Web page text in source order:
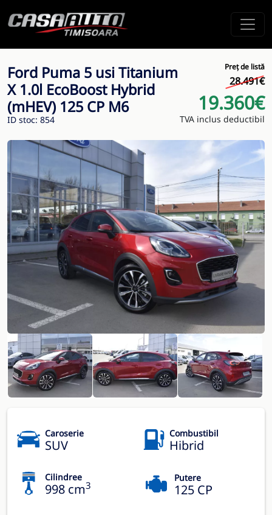
Ford Puma 5 usi Titanium
X 1.0l EcoBoost Hybrid
(mHEV) 125 CP M6
ID stoc: 854
Preț de listă
28.491€
19.360€
TVA inclus deductibil
Caroserie
SUV
Combustibil
Hibrid
Cilindree
998 cm3
Putere
125 CP